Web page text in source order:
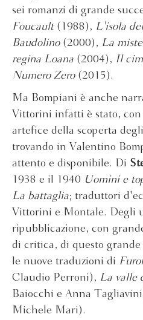
sei romanzi di grande
Foucault(1988), L'isola
Baudolino(2000), La
regina Loana (2004), Il
Numero Zero(2015).
Ma Bompiani è anche
Vittorini infatti è stato, con
artefice della scoperta
trovando in Valentino
attento e disponibile. Di
1938 e il 1940 Uomini e
La battaglia; traduttori
Vittorini e Montale. Degli
ripubblicazione, con
di critica, di questo grande
le nuove traduzioni di
Claudio Perroni), La valle
Baiocchi e Anna
Michele Mari).